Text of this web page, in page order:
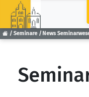
Seminare News